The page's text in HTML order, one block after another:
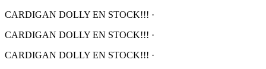
CARDIGAN DOLLY EN STOCK!!! ·
CARDIGAN DOLLY EN STOCK!!! ·
CARDIGAN DOLLY EN STOCK!!! ·